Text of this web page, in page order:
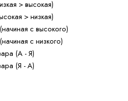
> высокая)
> низкая)
с высокого)
с низкого)
(А - Я)
(Я - А)